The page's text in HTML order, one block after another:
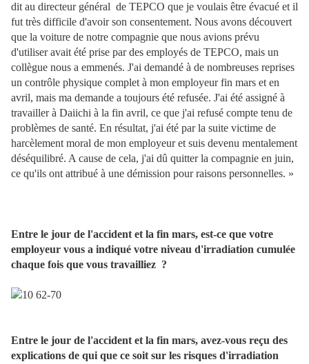
dit au directeur général de TEPCO que je voulais être évacué et il
fut très difficile d'avoir son consentement. Nous avons découvert
que la voiture de notre compagnie que nous avions prévu
d'utiliser avait été prise par des employés de TEPCO, mais un
collègue nous a emmenés. J'ai demandé à de nombreuses reprises
un contrôle physique complet à mon employeur fin mars et en
avril, mais ma demande a toujours été refusée. J'ai été assigné à
travailler à Daiichi à la fin avril, ce que j'ai refusé compte tenu de
problèmes de santé. En résultat, j'ai été par la suite victime de
harcèlement moral de mon employeur et suis devenu mentalement
déséquilibré. A cause de cela, j'ai dû quitter la compagnie en juin,
ce qu'ils ont attribué à une démission pour raisons personnelles. »
Entre le jour de l'accident et la fin mars, est-ce que votre
employeur vous a indiqué votre niveau d'irradiation cumulée
chaque fois que vous travailliez ​ ?
Entre le jour de l'accident et la fin mars, avez-vous reçu des
explications de qui que ce soit sur les risques d'irradiation